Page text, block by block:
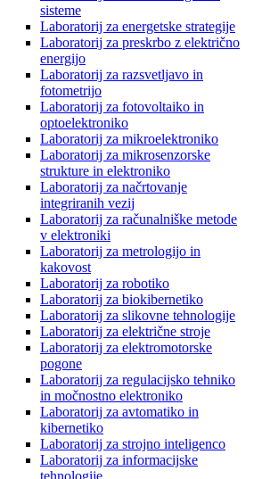
sisteme
Laboratorij za energetske strategije
Laboratorij za preskrbo z električno
energijo
Laboratorij za razsvetljavo in
fotometrijo
Laboratorij za fotovoltaiko in
optoelektroniko
Laboratorij za mikroelektroniko
Laboratorij za mikrosenzorske
strukture in elektroniko
Laboratorij za načrtovanje
integriranih vezij
Laboratorij za računalniške metode
v elektroniki
Laboratorij za metrologijo in
kakovost
Laboratorij za robotiko
Laboratorij za biokibernetiko
Laboratorij za slikovne tehnologije
Laboratorij za električne stroje
Laboratorij za elektromotorske
pogone
Laboratorij za regulacijsko tehniko
in močnostno elektroniko
Laboratorij za avtomatiko in
kibernetiko
Laboratorij za strojno inteligenco
Laboratorij za informacijske
tehnologije